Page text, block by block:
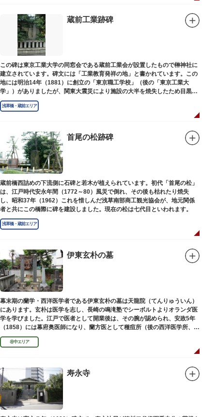
蔵前工業跡碑
この碑は東京工業大学の同窓会である蔵前工業会が設置したもので榊神社に
建立されています。碑文には「工業教育発祥の地」と書かれています。この
地には明治14年（1881）に創立の「東京職工学校」（後の「東京工業大
学」）がありましたが、関東大震災により施設の大半を焼失したため目黒に
移転しました。
浅草橋・蔵前エリア
首尾の松跡碑
蔵前橋西詰めの下流側に石碑と若木が植えられています。初代「首尾の松」
は、江戸時代安永年間（1772～80）風災で倒れ、その後も枯れたり焼失
し、昭和37年（1962）これを惜しんだ浅草南部商工観光協会が、地元関係
者と共にこの橋際に碑を建設しました。現在の松は七代目といわれます。
浅草橋・蔵前エリア
伊東玄朴の墓
幕末期の蘭学・西洋医学者である伊東玄朴の墓は天龍院（てんりゅういん）
にあります。玄朴は医学を志し、長崎の鳴滝塾でシーボルトよりオランダ医
学を学びました。江戸で医者として開業後は、その腕が認められ、安政5年
（1858）には幕府奥医師になり、蘭方医として種痘所（後の西洋医学所、現
東京大学医学部）の開設などに尽力し、明治4年（1871）72歳で没しまし
た。谷中エリア
寿永寺